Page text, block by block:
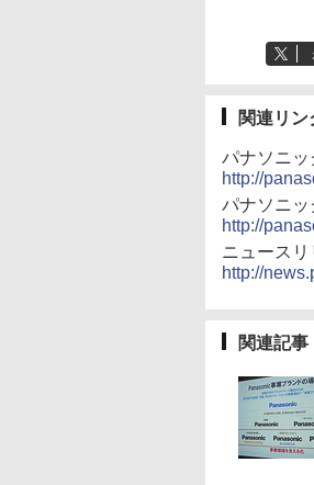
関連リン
パナソニッ
http://
パナソニ
http://
ニュースリ
http://
関連記事